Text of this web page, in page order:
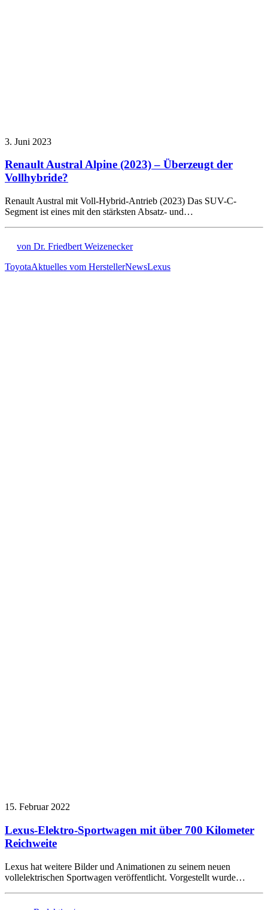
3. Juni 2023
Renault Austral Alpine (2023) – Überzeugt der
Vollhybride?
Renault Austral mit Voll-Hybrid-Antrieb (2023) Das SUV-C-
Segment ist eines mit den stärksten Absatz- und…
von Dr. Friedbert Weizenecker
ToyotaAktuelles vom HerstellerNewsLexus
15. Februar 2022
Lexus-Elektro-Sportwagen mit über 700 Kilometer
Reichweite
Lexus hat weitere Bilder und Animationen zu seinem neuen
vollelektrischen Sportwagen veröffentlicht. Vorgestellt wurde…